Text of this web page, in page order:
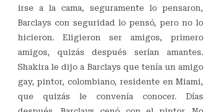
irse a la cama, seguramente lo pensaron,
Barclays con seguridad lo pensó, pero no lo
hicieron. Eligieron ser amigos, primero
amigos, quizás después serían amantes.
Shakira le dijo a Barclays que tenía un amigo
gay, pintor, colombiano, residente en Miami,
que quizás le convenía conocer. Días